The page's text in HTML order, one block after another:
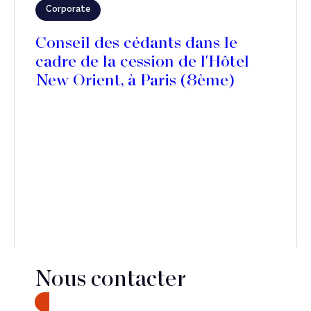
Corporate
Conseil des cédants dans le
cadre de la cession de l'Hôtel
New Orient, à Paris (8ème)
Nous contacter